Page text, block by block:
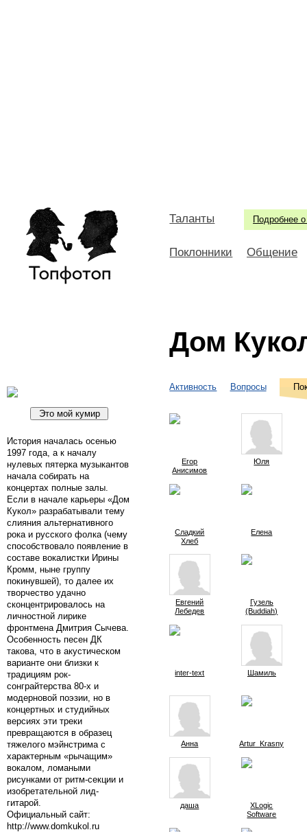
Подробнее о
Таланты
Поклонники Общение
Дом
История началась осенью
1997 года, а к началу
нулевых пятерка музыкантов
начала собирать на
концертах полные залы.
Если в начале карьеры «Дом
Кукол» разрабатывали тему
слияния альтернативного
рока и русского фолка (чему
способствовало появление в
составе вокалистки Ирины
Кромм, ныне группу
покинувшей), то далее их
творчество удачно
сконцентрировалось на
личностной лирике
фронтмена Дмитрия Сычева.
Особенность песен ДК
такова, что в акустическом
варианте они близки к
традициям рок-
сонграйтерства 80-х и
модерновой поэзии, но в
концертных и студийных
версиях эти треки
превращаются в образец
тяжелого мэйнстрима с
характерным «рычащим»
вокалом, ломаными
рисунками от ритм-секции и
изобретательной лид-
гитарой.
Официальный сайт:
http://www.domkukol.ru
Активность Вопросы
Егор
Анисимов
Юля
Сладкий
Хлеб
Елена
Евгений
Лебедев
Гузель
(Buddiah)
inter-text Шамиль
Анна Artur_Krasnyh
даша
XLogic
Software